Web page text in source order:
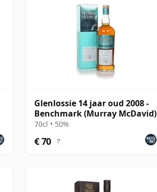
Glenlossie 14 jaar oud 2008 -
Benchmark (Murray McDavid)
70cl • 50%
€ 70 ?